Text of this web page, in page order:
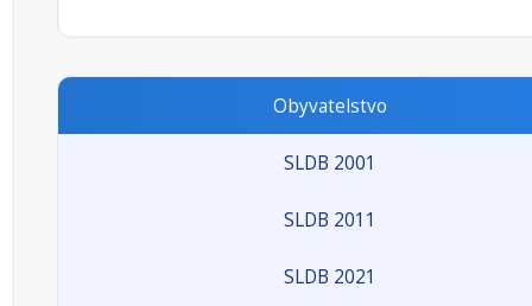
Obyvatelstvo
SLDB 2001
SLDB 2011
SLDB 2021